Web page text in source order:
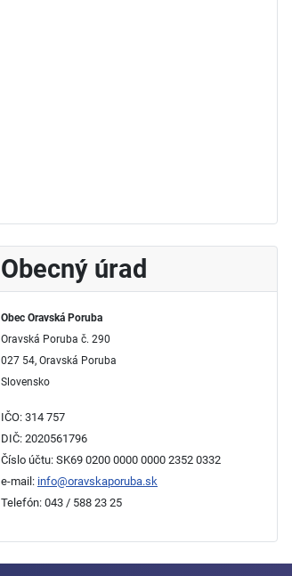
Obecný úrad
Obec Oravská Poruba
Oravská Poruba č. 290
027 54, Oravská Poruba
Slovensko
IČO: 314 757
DIČ: 2020561796
Číslo účtu: SK69 0200 0000 0000 2352 0332
e-mail: info@oravskaporuba.sk
Telefón: 043 / 588 23 25